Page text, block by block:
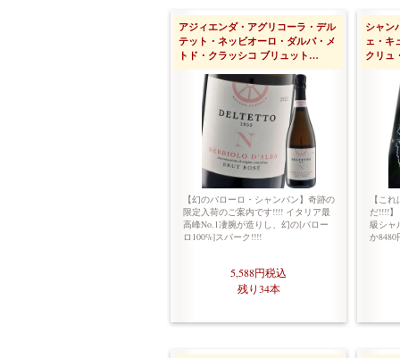
アジィエンダ・アグリコーラ・デル
テット・ネッビオーロ・ダルバ・メ
トド・クラッシコ ブリュット…
【幻のバローロ・シャンパン】奇跡の
限定入荷のご案内です!!!! イタリア最
高峰No.1凄腕が造りし、幻の[バロー
ロ100%]スパーク!!!!
5,588円税込
残り34本
シャン
ェ・キ
クリュ
【こ
だ!!!!】
級シャ
か